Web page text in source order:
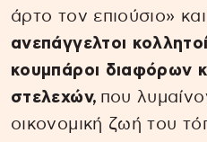
άρτο τον επιούσιο»
ανεπάγγελτοι
κουμπάροι διαφόρων
στελεχών, που
οικονομική ζωή του